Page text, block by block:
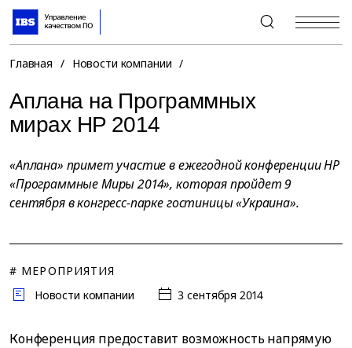
+7 (495) 967-80-80
Главная / Новости компании /
Аплана на Программных
мирах HP 2014
«Аплана» примет участие в ежегодной конференции HP
«Программные Миры 2014», которая пройдет 9
сентября в конгресс-парке гостиницы «Украина».
# МЕРОПРИЯТИЯ
Новости компании
3 сентября 2014
Конференция предоставит возможность напрямую